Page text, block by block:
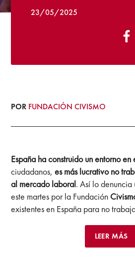
23/05/2025
POR FUNDACIÓN CIVISMO
España ha construido un entorno en
ciudadanos,es más lucrativo no
al mercado laboral. Así lo denuncia
este martes por la Fundación
existentes en España para no
LEER MÁS